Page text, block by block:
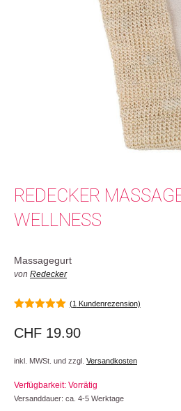
REDECKER
WELLNESS
Massagegurt
von Redecker
(1 Kundenrezension)
CHF 19.90
inkl. MWSt. und zzgl. Versandkosten
Verfügbarkeit: Vorrätig
Versanddauer: ca. 4-5 Werktage